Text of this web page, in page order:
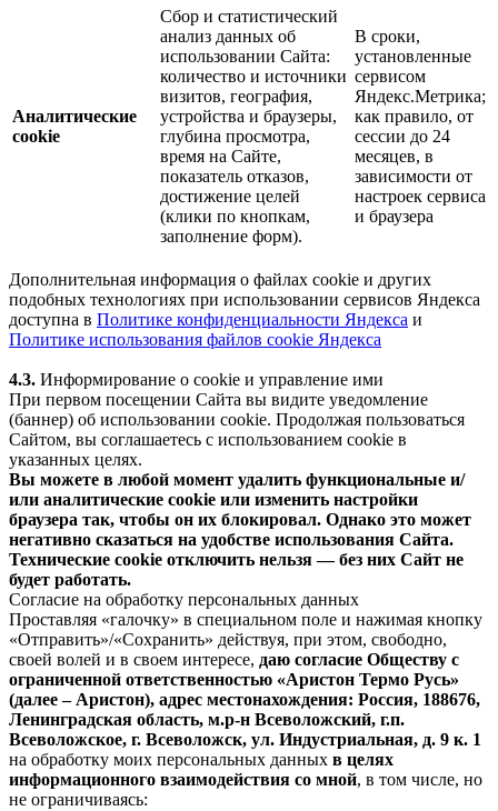
Аналитические
cookie
Сбор и статистический
анализ данных об
использовании Сайта:
количество и источники
визитов, география,
устройства и браузеры,
глубина просмотра,
время на Сайте,
показатель отказов,
достижение целей
(клики по кнопкам,
заполнение форм).
В сроки,
установленные
сервисом
Яндекс.Метрика;
как правило, от
сессии до 24
месяцев, в
зависимости от
настроек сервиса
и браузера
Дополнительная информация о файлах cookie и других
подобных технологиях при использовании сервисов Яндекса
доступна в Политике конфиденциальности Яндекса и
Политике использования файлов cookie Яндекса
4.3. Информирование о cookie и управление ими
При первом посещении Сайта вы видите уведомление
(баннер) об использовании cookie. Продолжая пользоваться
Сайтом, вы соглашаетесь с использованием cookie в
указанных целях.
Вы можете в любой момент удалить функциональные и/
или аналитические cookie или изменить настройки
браузера так, чтобы он их блокировал. Однако это может
негативно сказаться на удобстве использования Сайта.
Технические cookie отключить нельзя — без них Сайт не
будет работать.
Согласие на обработку персональных данных
Проставляя «галочку» в специальном поле и нажимая кнопку
«Отправить»/«Сохранить» действуя, при этом, свободно,
своей волей и в своем интересе, даю согласие Обществу с
ограниченной ответственностью «Аристон Термо Русь»
(далее – Аристон), адрес местонахождения: Россия, 188676,
Ленинградская область, м.р-н Всеволожский, г.п.
Всеволожское, г. Всеволожск, ул. Индустриальная, д. 9 к. 1
на обработку моих персональных данных в целях
информационного взаимодействия со мной, в том числе, но
не ограничиваясь: